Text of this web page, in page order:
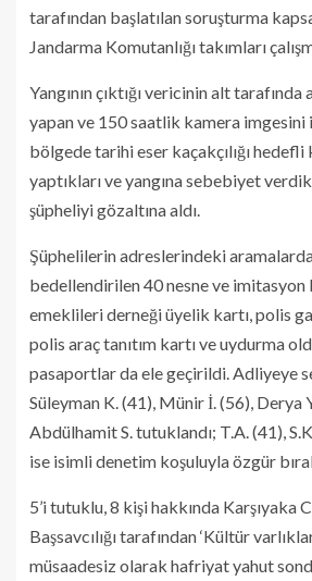
tarafından başlatılan soruşturma
Jandarma Komutanlığı takımları
Yangının çıktığı vericinin alt tarafında
yapan ve 150 saatlik kamera imgesini
bölgede tarihi eser kaçakçılığı
yaptıkları ve yangına sebebiyet
şüpheliyi gözaltına aldı.
Şüphelilerin adreslerindeki
bedellendirilen 40 nesne ve
emeklileri derneği üyelik kartı, polis
polis araç tanıtım kartı ve uydurma
pasaportlar da ele geçirildi. Adliyeye
Süleyman K. (41), Münir İ. (56), Derya
Abdülhamit S. tutuklandı; T.A. (41),
ise isimli denetim koşuluyla özgür
5’i tutuklu, 8 kişi hakkında Karşıyaka
Başsavcılığı tarafından ‘Kültür
müsaadesiz olarak hafriyat yahut